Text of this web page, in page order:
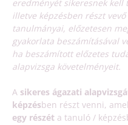
eredményét sikeresnek
illetve képzésben részt
tanulmányai, előzetesen
gyakorlata beszámításával
ha beszámított előzetes
alapvizsga követelményeit.
A sikeres ágazati
képzésben részt venni,
egy részét a tanuló /